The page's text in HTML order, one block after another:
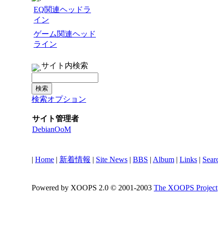
EQ関連ヘッドラ
イン
ゲーム関連ヘッド
ライン
サイト内検索
検索オプション
サイト管理者
DebianOoM
| Home | 新着情報 | Site News | BBS | Album | Links |
Powered by XOOPS 2.0 © 2001-2003 The XOOPS Project